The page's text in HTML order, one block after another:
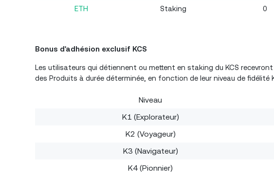
ETH Staking 0
Bonus d'adhésion exclusif KCS
Les utilisateurs qui détiennent ou mettent en staking du KCS
des Produits à durée déterminée, en fonction de leur niveau de fidélité
Niveau
K1 (Explorateur)
K2 (Voyageur)
K3 (Navigateur)
K4 (Pionnier)